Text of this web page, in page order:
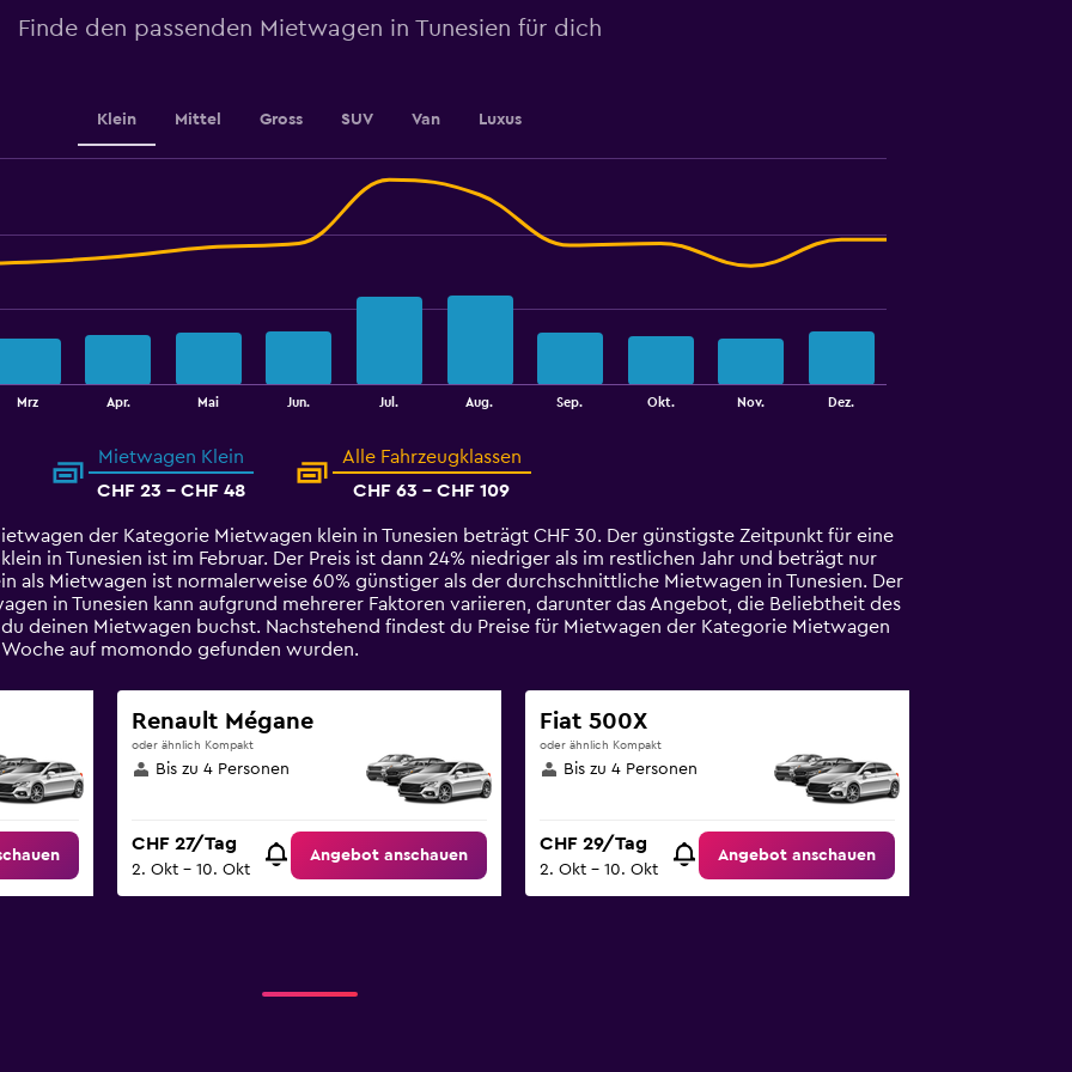
0
Finde den passenden Mietwagen in Tunesien für dich
Klein Mittel Gross SUV Van Luxus
Mrz Apr. Mai Jun. Jul. Aug. Sep. Okt. Nov. Dez.
Mietwagen Klein
CHF 23 - CHF 48
Alle Fahrzeugklassen
CHF 63 - CHF 109
der Kategorie Mietwagen klein in Tunesien beträgt CHF 30. Der günstigste Zeitpunkt für eine
in Tunesien ist im Februar. Der Preis ist dann 24% niedriger als im restlichen Jahr und beträgt nur
als Mietwagen ist normalerweise 60% günstiger als der durchschnittliche Mietwagen in Tunesien. Der
in Tunesien kann aufgrund mehrerer Faktoren variieren, darunter das Angebot, die Beliebtheit des
deinen Mietwagen buchst. Nachstehend findest du Preise für Mietwagen der Kategorie Mietwagen
auf momondo gefunden wurden.
Renault Mégane
oder ähnlich Kompakt
Bis zu 4 Personen
CHF 27/Tag
2. Okt – 10. Okt
Angebot anschauen
Fiat 500X
oder ähnlich Kompakt
Bis zu 4 Personen
CHF 29/Tag
2. Okt – 10. Okt
Angebot anschauen